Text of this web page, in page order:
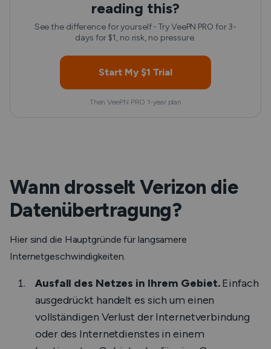
reading this?
See the difference for yourself - Try VeePN PRO for 3-
days for $1, no risk, no pressure.
Start My $1 Trial
Then VeePN PRO 1-year plan
Wann drosselt Verizon die
Datenübertragung?
Hier sind die Hauptgründe für langsamere
Internetgeschwindigkeiten.
Ausfall des Netzes in Ihrem Gebiet.Einfach
ausgedrückt handelt es sich um einen
vollständigen Verlust der Internetverbindung
oder des Internetdienstes in einem